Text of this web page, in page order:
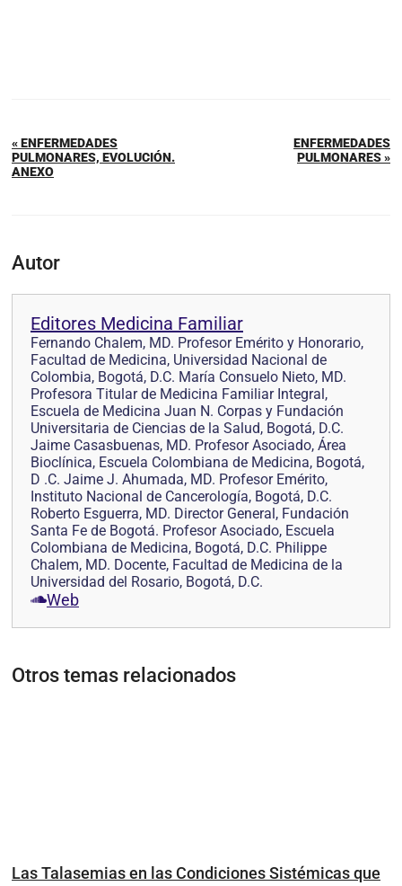
« ENFERMEDADES
PULMONARES, EVOLUCIÓN.
ANEXO
ENFERMEDADES
PULMONARES »
Autor
Editores Medicina Familiar
Fernando Chalem, MD. Profesor Emérito y Honorario,
Facultad de Medicina, Universidad Nacional de
Colombia, Bogotá, D.C. María Consuelo Nieto, MD.
Profesora Titular de Medicina Familiar Integral,
Escuela de Medicina Juan N. Corpas y Fundación
Universitaria de Ciencias de la Salud, Bogotá, D.C.
Jaime Casasbuenas, MD. Profesor Asociado, Área
Bioclínica, Escuela Colombiana de Medicina, Bogotá,
D .C. Jaime J. Ahumada, MD. Profesor Emérito,
Instituto Nacional de Cancerología, Bogotá, D.C.
Roberto Esguerra, MD. Director General, Fundación
Santa Fe de Bogotá. Profesor Asociado, Escuela
Colombiana de Medicina, Bogotá, D.C. Philippe
Chalem, MD. Docente, Facultad de Medicina de la
Universidad del Rosario, Bogotá, D.C.
Web
Otros temas relacionados
Las Talasemias en las Condiciones Sistémicas que